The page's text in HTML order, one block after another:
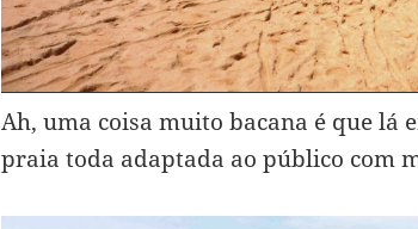
Ah, uma coisa muito bacana é que lá
praia toda adaptada ao público com